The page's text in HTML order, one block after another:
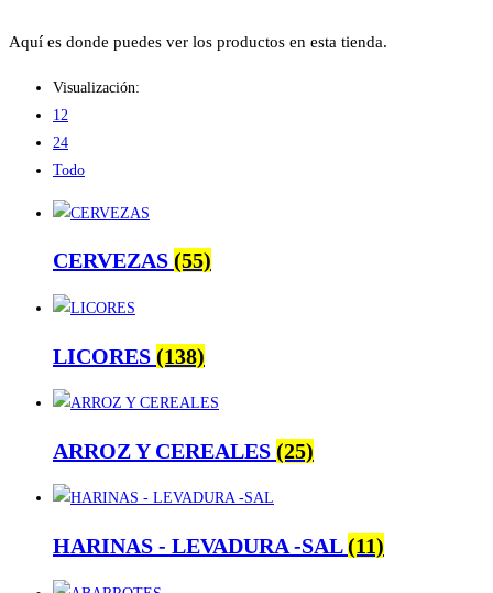
Aquí es donde puedes ver los productos en esta tienda.
Visualización:
12
24
Todo
CERVEZAS (55)
LICORES (138)
ARROZ Y CEREALES (25)
HARINAS - LEVADURA -SAL(11)